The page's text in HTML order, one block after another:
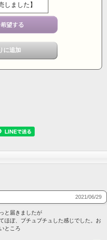
しました】
2021/06/29
と届きましたが
ほぼ、ブチュブチュした感じでした。お
ところ